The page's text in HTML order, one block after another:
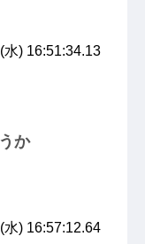
水) 16:51:34.13
か
水) 16:57:12.64